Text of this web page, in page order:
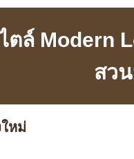
ตล์ Modern
สว
ใหม่